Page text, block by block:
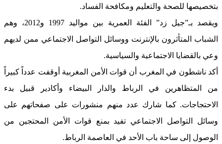
بتخصيصها للصحة والتعليم ومكافحة الفساد.
ويقصد بـ”جيل زد” الفئة العمرية بين مواليد 1997 و2012، وهم
الشباب المتأثرون بالإنترنت ووسائل التواصل الاجتماعي ممن لديهم
وعي بالقضايا الاجتماعية والسياسية.
أكد ناشطون في المغرب أن قوات الأمن المغربية أوقفت عدداً كبيراً
من المتظاهرين في الرباط والدار البيضاء وأكادير قبيل بدء
الاحتجاجات. كما شارك عدد منهم منشورات على صفحاتهم على
وسائل التواصل الاجتماعي تفيد بمنع قوات الأمن المحتجين من
الوصول إلى ساحة باب الأحد في العاصمة الرباط.